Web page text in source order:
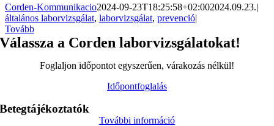
Corden-Kommunikacio2024-09-23T18:25:58+02:002024.09.23.|
általános laborvizsgálat, laborvizsgálat, prevenció|
Tovább
Válassza a Corden labor­­­vizsgálatokat!
Foglaljon időpontot egyszerűen, várakozás nélkül!
Időpontfoglalás
Betegtájékoztatók
További információ